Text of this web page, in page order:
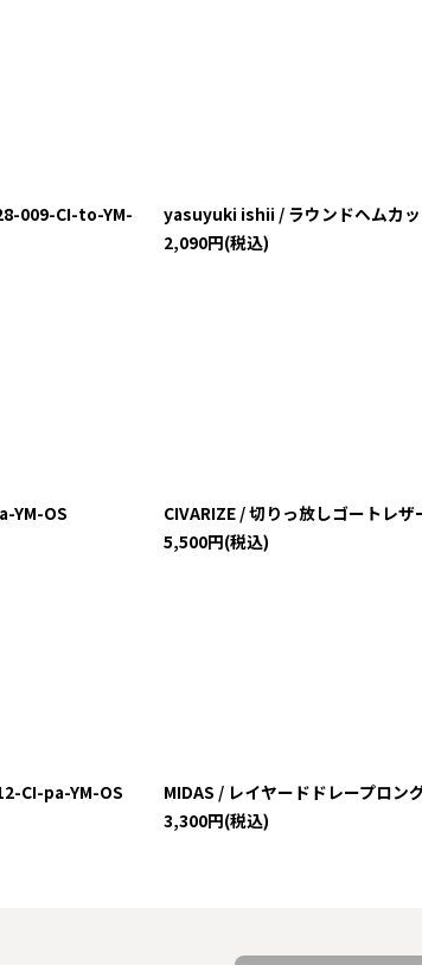
009-CI-to-YM-
yasuyuki ishii / ラウンドヘムカ
2,090円(税込)
YM-OS
CIVARIZE / 切りっ放しゴートレ
5,500円(税込)
CI-pa-YM-OS
MIDAS / レイヤードドレープロ
3,300円(税込)